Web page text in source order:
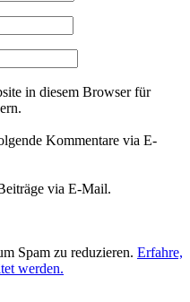
in diesem Browser für
Kommentare via E-
via E-Mail.
Spam zu reduzieren. Erfahre,
werden.